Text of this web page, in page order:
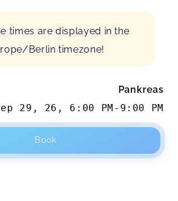
times are displayed in the
Berlin timezone!
Pankreas
29, 26 , 6:00 PM - 9:00 PM
Book